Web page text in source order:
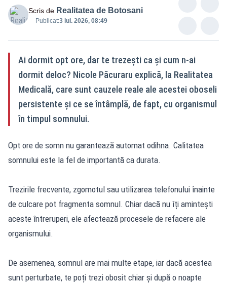
Scris de Realitatea de Botosani
Publicat:3 iul. 2026, 08:49
Ai dormit opt ore, dar te trezești ca și cum n-ai
dormit deloc? Nicole Păcuraru explică, la Realitatea
Medicală, care sunt cauzele reale ale acestei oboseli
persistente și ce se întâmplă, de fapt, cu organismul
în timpul somnului.
Opt ore de somn nu garantează automat odihna. Calitatea
somnului este la fel de importantă ca durata.
Trezirile frecvente, zgomotul sau utilizarea telefonului înainte
de culcare pot fragmenta somnul. Chiar dacă nu îți amintești
aceste întreruperi, ele afectează procesele de refacere ale
organismului.
De asemenea, somnul are mai multe etape, iar dacă acestea
sunt perturbate, te poți trezi obosit chiar și după o noapte